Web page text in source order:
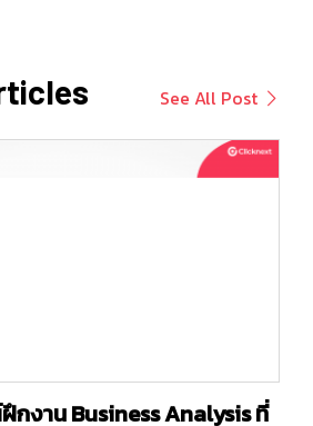
See All Post
กงาน Business Analysis ที่